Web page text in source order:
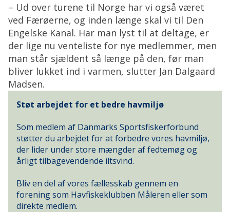
Støt arbejdet for et bedre havmiljø
Som medlem af Danmarks Sportsfiskerforbund
støtter du arbejdet for at forbedre vores havmiljø,
der lider under store mængder af fedtemøg og
årligt tilbagevendende iltsvind.
Bliv en del af vores fællesskab gennem en
forening som Havfiskeklubben Måleren eller som
direkte medlem.
– Ud over turene til Norge har vi også været
ved Færøerne, og inden længe skal vi til Den
Engelske Kanal. Har man lyst til at deltage, er
der lige nu venteliste for nye medlemmer, men
man står sjældent så længe på den, før man
bliver lukket ind i varmen, slutter Jan Dalgaard
Madsen.